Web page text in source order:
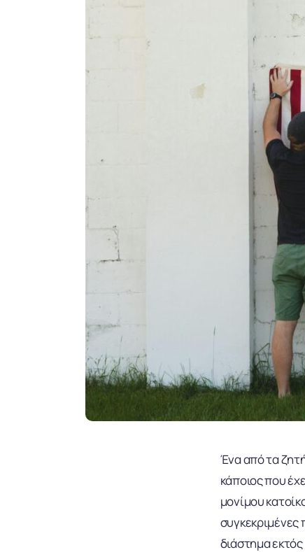
Ένα από τα
κάποιος που
μονίμου
συγκεκριμένες
διάστημα